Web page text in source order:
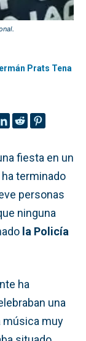
Prats Tena
fiesta en un
terminado
personas
ninguna
la Policía
ha
una
música muy